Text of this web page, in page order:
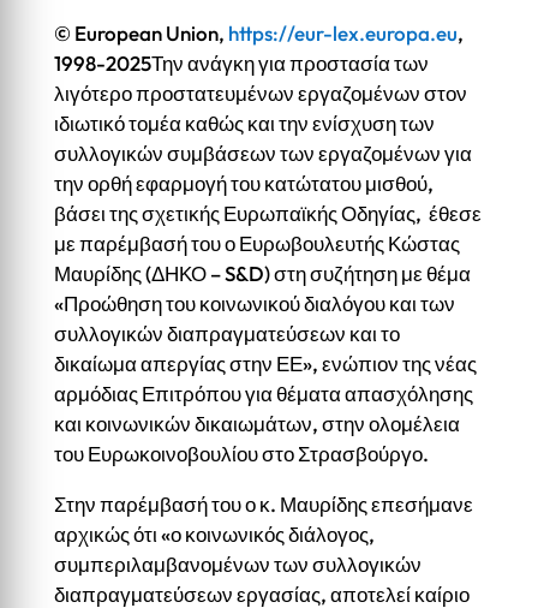
© European Union, https://eur-lex.europa.eu,
1998-2025Την ανάγκη για προστασία των
λιγότερο προστατευμένων εργαζομένων στον
ιδιωτικό τομέα καθώς και την ενίσχυση των
συλλογικών συμβάσεων των εργαζομένων για
την ορθή εφαρμογή του κατώτατου μισθού,
βάσει της σχετικής Ευρωπαϊκής Οδηγίας, έθεσε
με παρέμβασή του ο Ευρωβουλευτής Κώστας
Μαυρίδης (ΔΗΚΟ – S&D) στη συζήτηση με θέμα
«Προώθηση του κοινωνικού διαλόγου και των
συλλογικών διαπραγματεύσεων και το
δικαίωμα απεργίας στην ΕΕ», ενώπιον της νέας
αρμόδιας Επιτρόπου για θέματα απασχόλησης
και κοινωνικών δικαιωμάτων, στην ολομέλεια
του Ευρωκοινοβουλίου στο Στρασβούργο.
Στην παρέμβασή του ο κ. Μαυρίδης επεσήμανε
αρχικώς ότι «ο κοινωνικός διάλογος,
συμπεριλαμβανομένων των συλλογικών
διαπραγματεύσεων εργασίας, αποτελεί καίριο